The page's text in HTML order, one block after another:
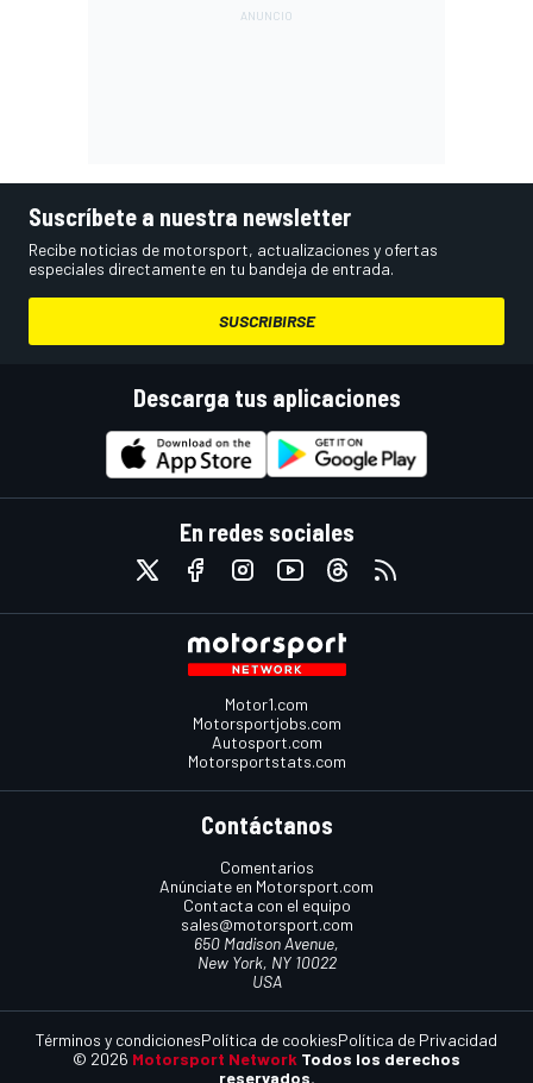
Suscríbete a nuestra newsletter
Recibe noticias de motorsport, actualizaciones y ofertas
especiales directamente en tu bandeja de entrada.
SUSCRIBIRSE
Descarga tus aplicaciones
En redes sociales
Motor1.com
Motorsportjobs.com
Autosport.com
Motorsportstats.com
Contáctanos
Comentarios
Anúnciate en Motorsport.com
Contacta con el equipo
sales@motorsport.com
650 Madison Avenue,
New York, NY 10022
USA
© 2026 Motorsport Network Todos los derechos
reservados.
Términos y condicionesPolítica de cookiesPolítica de Privacidad